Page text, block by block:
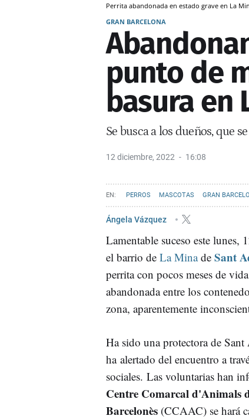
Perrita abandonada en estado grave en La
GRAN BARCELONA
punto de
basura en
Se busca a los dueños, que
12 diciembre, 2022 16:08
PERROS MASCOTAS GRAN
Ángela Vázquez
Lamentable suceso este lunes,
el barrio de La Minade Sant
perrita con pocos meses de
abandonada entre los
zona, aparentemente
Ha sido una protectora de
ha alertado del encuentro a
sociales. Las voluntarias han
Centre Comarcal d'Animals
Barcelonès (CCAAC) se hará